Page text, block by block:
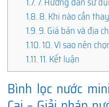
1.8.8. Khi nào cần
1.9.9. Giá bán và địa
1.10.10. Vì sao nên
1.11.11. Kết luận
Bình lọc nước